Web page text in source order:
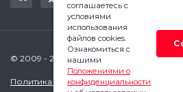
© 2009 - 2026 Квадратный Метр -
Политика конфиденциальности
соглашаетесь с
условиями
использования
файлов cookies.
Ознакомиться с
нашими
Положениями о
конфиденциальности